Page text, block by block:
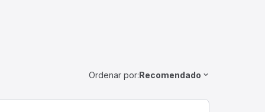
Ordenar por:Recomendado